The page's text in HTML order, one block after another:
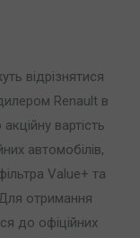
відрізнятися
Renault в
вартість
автомобілів,
Value+ та
отримання
до офіційних